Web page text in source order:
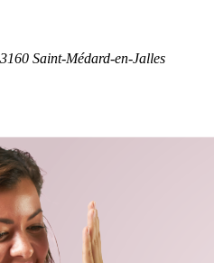
Saint-Médard-en-Jalles